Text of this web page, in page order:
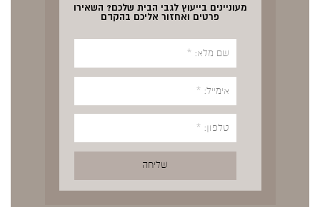
מעוניינים בייעוץ לגבי הבית שלכם? השאירו
פרטים ואחזור אליכם בהקדם